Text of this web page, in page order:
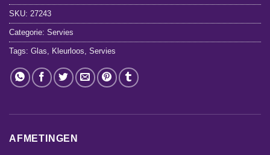
SKU: 27243
Categorie: Servies
Tags: Glas Kleurloos Servies
AFMETINGEN